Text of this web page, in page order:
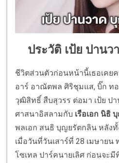
ประวัติ เป้ย ปาน
ชีวิตส่วนตัวก่อนหน้านี้เธอเคย
อาร์ อาณัตพล ศิริชุมแส, บิ๊ก ท
วุฒิสิทธิ์ สืบสุวรร ต่อมา เป้ย ป
ศาสนาอิสลามกับ เรือเอก นิธิ
พลเอก สนธิ บุญยรัตกลิน หลัง
เมื่อวันที่วันเสาร์ที่ 28 เมษายน
โซเทล ปาร์คนายเลิศ ก่อนจะ